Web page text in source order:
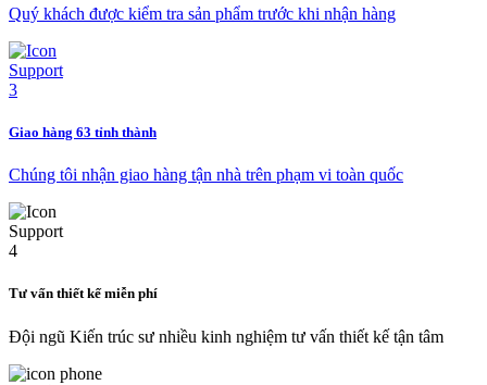
Quý khách được kiểm tra sản phẩm trước khi nhận hàng
Giao hàng 63 tỉnh thành
Chúng tôi nhận giao hàng tận nhà trên phạm vi toàn quốc
Tư vấn thiết kế miễn phí
Đội ngũ Kiến trúc sư nhiều kinh nghiệm tư vấn thiết kế tận tâm